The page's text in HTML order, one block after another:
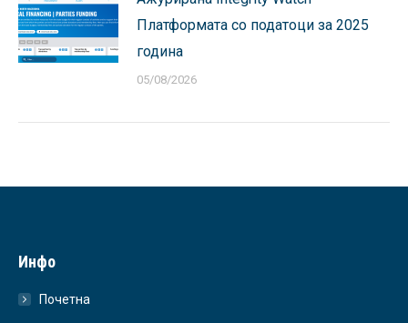
Платформата со податоци за 2025
година
05/08/2026
Инфо
Почетна